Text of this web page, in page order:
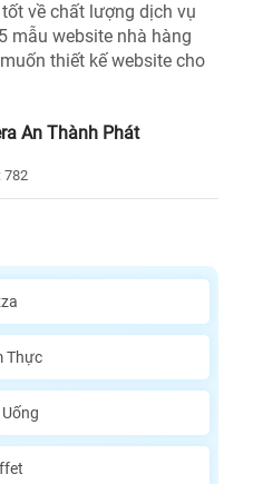
về chất lượng dịch vụ
mẫu website nhà hàng
thiết kế website cho
An Thành Phát
782
Thực